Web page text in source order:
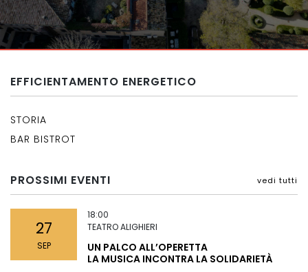
EFFICIENTAMENTO ENERGETICO
STORIA
BAR BISTROT
PROSSIMI EVENTI vedi tutti
27
SEP
18:00
TEATRO ALIGHIERI
UN PALCO ALL’OPERETTA
LA MUSICA INCONTRA LA SOLIDARIETÀ